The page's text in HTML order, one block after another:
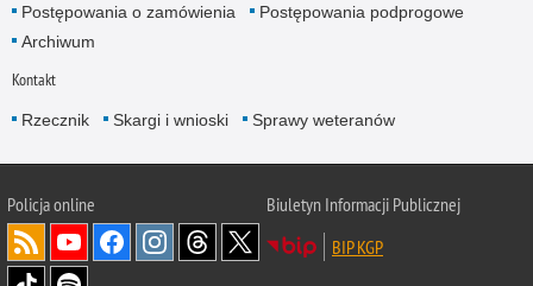
Postępowania o zamówienia
Postępowania podprogowe
Archiwum
Kontakt
Rzecznik Skargi i wnioski Sprawy weteranów
Policjaonline
Biuletyn Informacji Publicznej
BIP KGP